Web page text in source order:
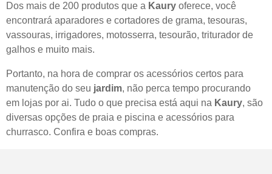
Dos mais de 200 produtos que a Kaury oferece, você
encontrará aparadores e cortadores de grama, tesouras,
vassouras, irrigadores, motosserra, tesourão, triturador de
galhos e muito mais.
Portanto, na hora de comprar os acessórios certos para
manutenção do seu jardim, não perca tempo procurando
em lojas por ai. Tudo o que precisa está aqui na Kaury, são
diversas opções de praia e piscina e acessórios para
churrasco. Confira e boas compras.